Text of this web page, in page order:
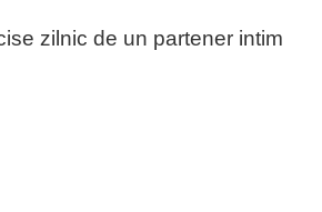
zilnic de un partener intim